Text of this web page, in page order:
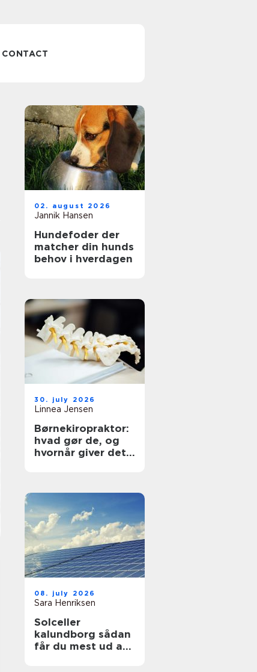
CONTACT
02. august 2026
Jannik Hansen
Hundefoder der
matcher din hunds
behov i hverdagen
30. july 2026
Linnea Jensen
Børnekiropraktor:
hvad gør de, og
hvornår giver det
08. july 2026
Sara Henriksen
Solceller
kalundborg sådan
får du mest ud af